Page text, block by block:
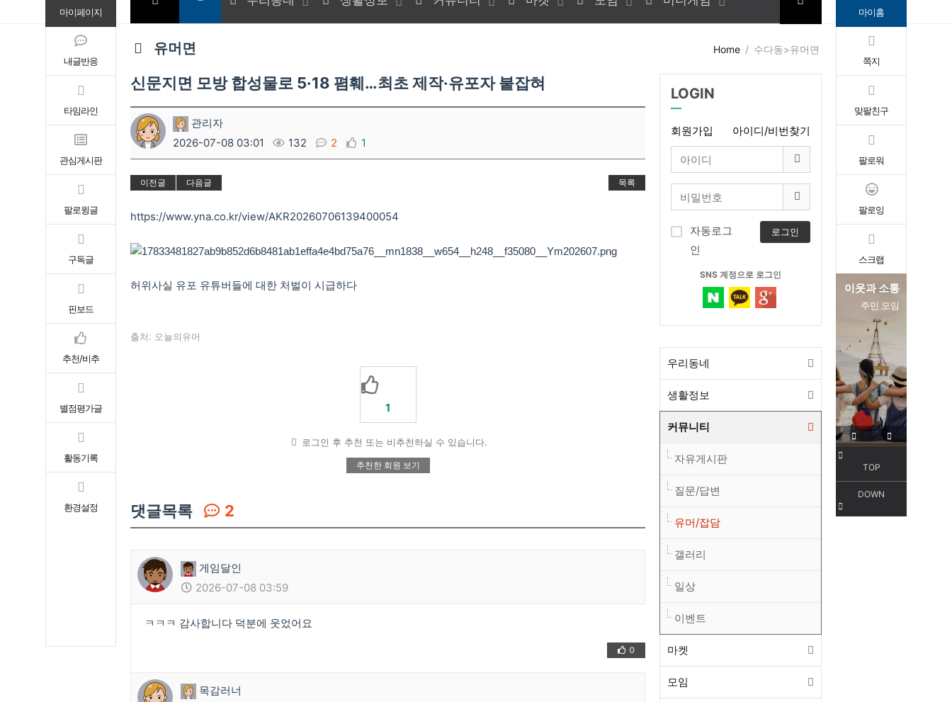
유머면 Home 수다동>유머면
마이페이지
내글반응
타임라인
관심게시판
팔로윙글
구독글
핀보드
추천/비추
별점평가글
활동기록
환경설정
마이홈
쪽지
맞팔친구
팔로워
팔로잉
스크랩
편리한 교통
서해선
이웃과 소통
주민 모임
TOP
DOWN
신문지면 모방 합성물로 5·18 폄훼…최초 제작·유포자 붙잡혀
관리자
2026-07-08 03:01
132 2 1
이전글 다음글 목록
https://www.yna.co.kr/view/AKR20260706139400054
허위사실 유포 유튜버들에 대한 처벌이 시급하다
출처: 오늘의유머
1
로그인 후 추천 또는 비추천하실 수 있습니다.
추천한 회원 보기
댓글목록 2
게임달인
2026-07-08 03:59
ㅋㅋㅋ 감사합니다 덕분에 웃었어요
👍 ❤️
0
목감러너
LOGIN
회원가입 아이디/비번찾기
자동로그
인
로그인
SNS 계정으로 로그인
우리동네
생활정보
커뮤니티
자유게시판
질문/답변
유머/잡담
갤러리
일상
이벤트
마켓
모임